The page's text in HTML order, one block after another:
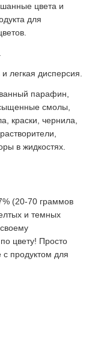
цвета и
для
легкая дисперсия.
парафин,
смолы,
краски, чернила,
в жидкостях.
(20-70 граммов
и темных
цвету! Просто
продуктом для